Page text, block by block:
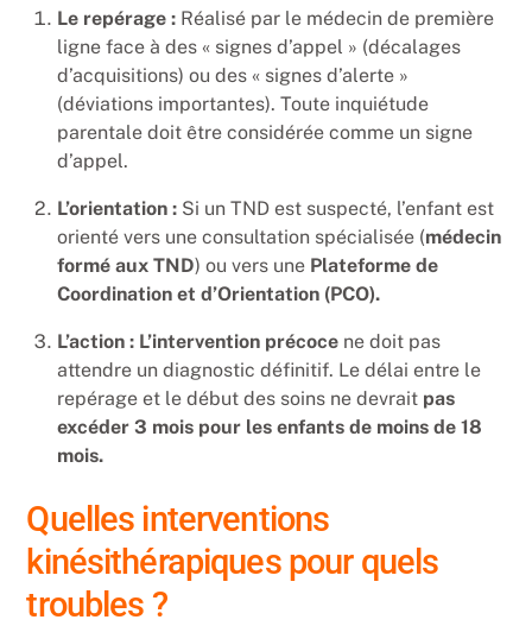
Le repérage : Réalisé par le médecin de première
ligne face à des « signes d’appel » (décalages
d’acquisitions) ou des « signes d’alerte »
(déviations importantes). Toute inquiétude
parentale doit être considérée comme un signe
d’appel.
L’orientation : Si un TND est suspecté, l’enfant est
orienté vers une consultation spécialisée (médecin
formé aux TND) ou vers une Plateforme de
Coordination et d’Orientation (PCO).
L’action : L’intervention précoce ne doit pas
attendre un diagnostic définitif. Le délai entre le
repérage et le début des soins ne devrait pas
excéder 3 mois pour les enfants de moins de 18
mois.
Quelles interventions
kinésithérapiques pour quels
troubles ?